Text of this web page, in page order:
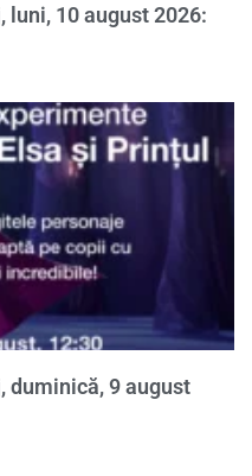
luni, 10 august 2026:
duminică, 9 august